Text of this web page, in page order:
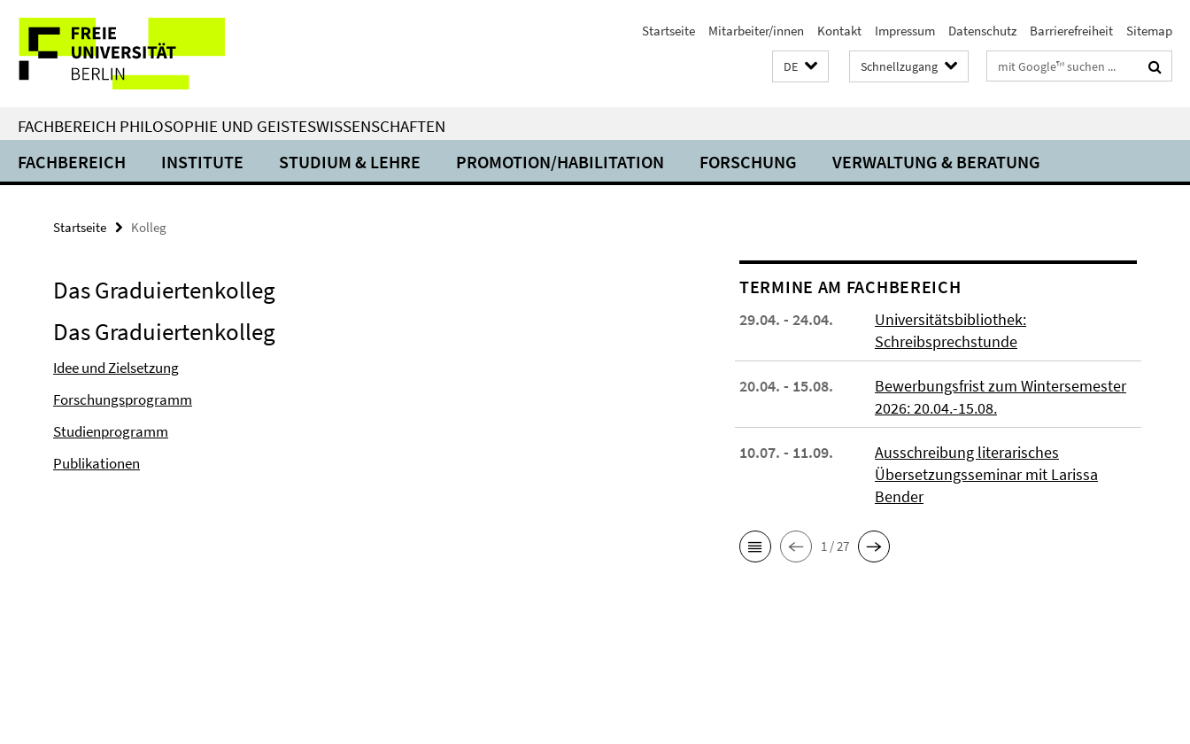
direkt
Inhalt
Service-
Navigation
Startseite Mitarbeiter/innen Kontakt Impressum Datenschutz Barrierefreiheit Sitemap
DE Schnellzugang Suchbegriffe
FACHBEREICH PHILOSOPHIE UND GEISTESWISSENSCHAFTEN
FACHBEREICH INSTITUTE STUDIUM & LEHRE PROMOTION/HABILITATION FORSCHUNG VERWALTUNG & BERATUNG
Startseite Kolleg
Das Graduiertenkolleg
Das Graduiertenkolleg
Idee und Zielsetzung
Forschungsprogramm
Studienprogramm
Publikationen
TERMINE AM FACHBEREICH
29.04. - 24.04.
Universitätsbibliothek:
Schreibsprechstunde
20.04. - 15.08.
Bewerbungsfrist zum Wintersemester
2026: 20.04.-15.08.
10.07. - 11.09.
Ausschreibung literarisches
Übersetzungsseminar mit Larissa
Bender
1 / 27